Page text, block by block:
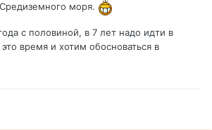
моря.
с половиной, в 7 лет надо идти в
время и хотим обосноваться в